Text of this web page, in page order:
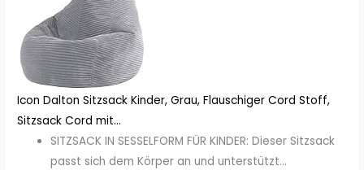
Icon Dalton Sitzsack Kinder, Grau, Flauschiger Cord Stoff,
Sitzsack Cord mit...
SITZSACK IN SESSELFORM FÜR KINDER: Dieser Sitzsack
passt sich dem Körper an und unterstützt...